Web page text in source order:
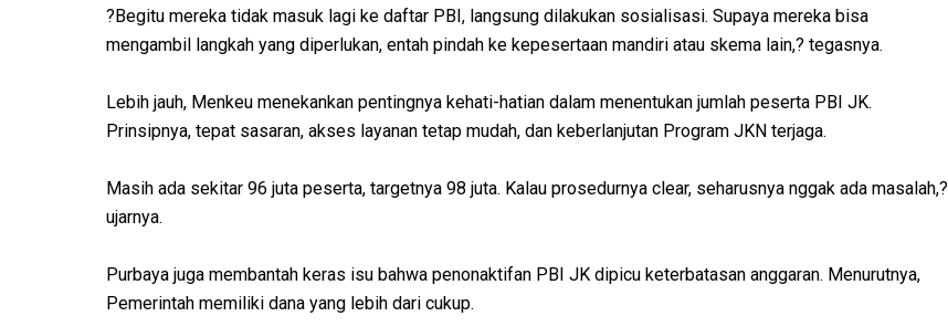
?Begitu mereka tidak masuk lagi ke daftar PBI, langsung dilakukan sosialisasi. Supaya mereka bisa
mengambil langkah yang diperlukan, entah pindah ke kepesertaan mandiri atau skema lain,? tegasnya.
Lebih jauh, Menkeu menekankan pentingnya kehati-hatian dalam menentukan jumlah peserta PBI JK.
Prinsipnya, tepat sasaran, akses layanan tetap mudah, dan keberlanjutan Program JKN terjaga.
Masih ada sekitar 96 juta peserta, targetnya 98 juta. Kalau prosedurnya clear, seharusnya nggak ada masalah,?
ujarnya.
Purbaya juga membantah keras isu bahwa penonaktifan PBI JK dipicu keterbatasan anggaran. Menurutnya,
Pemerintah memiliki dana yang lebih dari cukup.